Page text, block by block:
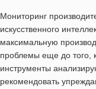
Мониторинг
искусственного
максимальную
проблемы еще до того,
инструменты
рекомендовать